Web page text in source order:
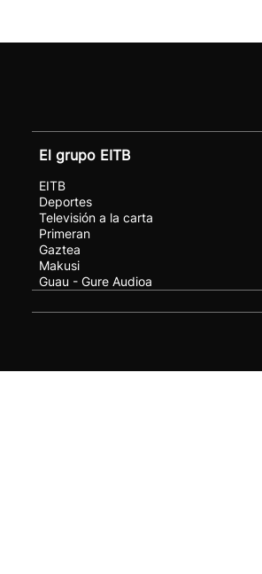
El grupo EITB
EITB
Deportes
Televisión a la carta
Primeran
Gaztea
Makusi
Guau - Gure Audioa